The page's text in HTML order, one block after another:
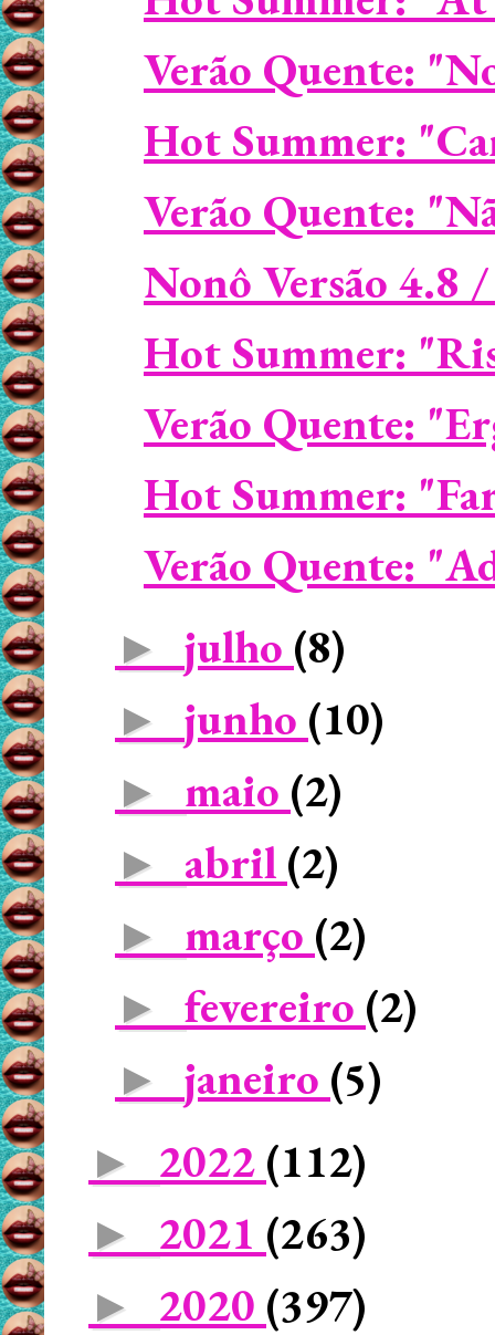
Verão Quente:
Hot Summer:
Verão Quente:
Nonô Versão 4.8
Hot Summer:
Verão Quente:
Hot Summer:
Verão Quente:
► julho (8)
► junho (10)
► maio (2)
► abril (2)
► março (2)
► fevereiro (2)
► janeiro (5)
► 2022 (112)
► 2021 (263)
► 2020 (397)